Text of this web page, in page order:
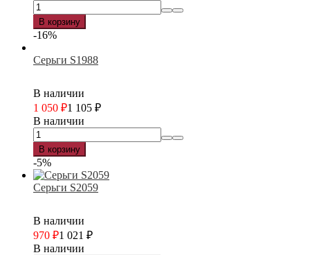
В корзину
-16%
Серьги S1988
В наличии
1 050 ₽1 105 ₽
В наличии
В корзину
-5%
Серьги S2059
В наличии
970 ₽1 021 ₽
В наличии